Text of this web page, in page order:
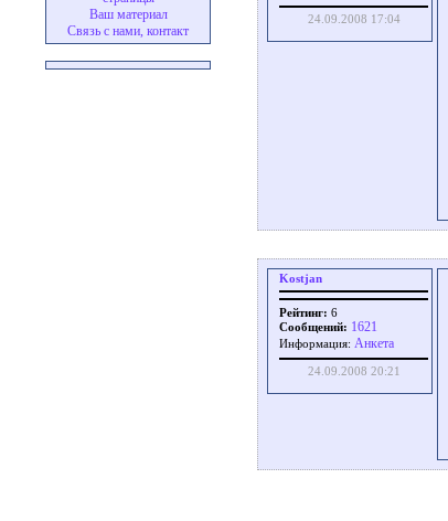
Ваш материал
Связь с нами, контакт
24.09.2008 17:04
Kostjan
Рейтинг: 6
Сообщений: 1621
Информация: Aнкета
24.09.2008 20:21